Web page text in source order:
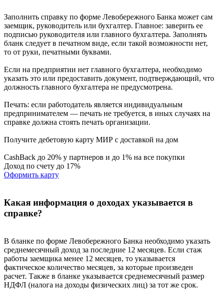
Заполнить справку по форме Левобережного Банка может сам
заемщик, руководитель или бухгалтер. Главное: заверить ее
подписью руководителя или главного бухгалтера. Заполнять
бланк следует в печатном виде, если такой возможности нет,
то от руки, печатными буквами.
Если на предприятии нет главного бухгалтера, необходимо
указать это или предоставить документ, подтверждающий, что
должность главного бухгалтера не предусмотрена.
Печать: если работодатель является индивидуальным
предпринимателем — печать не требуется, в иных случаях на
справке должна стоять печать организации.
Получите дебетовую карту МИР с доставкой на дом
CashBack до 20% у партнеров и до 1% на все покупки
Доход по счету до 17%
Оформить карту
Какая информация о доходах указывается в
справке?
В бланке по форме Левобережного Банка необходимо указать
среднемесячный доход за последние 12 месяцев. Если стаж
работы заемщика менее 12 месяцев, то указывается
фактическое количество месяцев, за которые произведен
расчет. Также в бланке указывается среднемесячный размер
НДФЛ (налога на доходы физических лиц) за тот же срок.